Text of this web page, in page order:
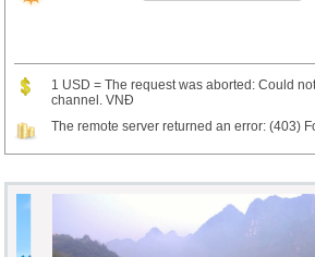
1 USD = The request was aborted: Could
channel. VNĐ
The remote server returned an error: (403)